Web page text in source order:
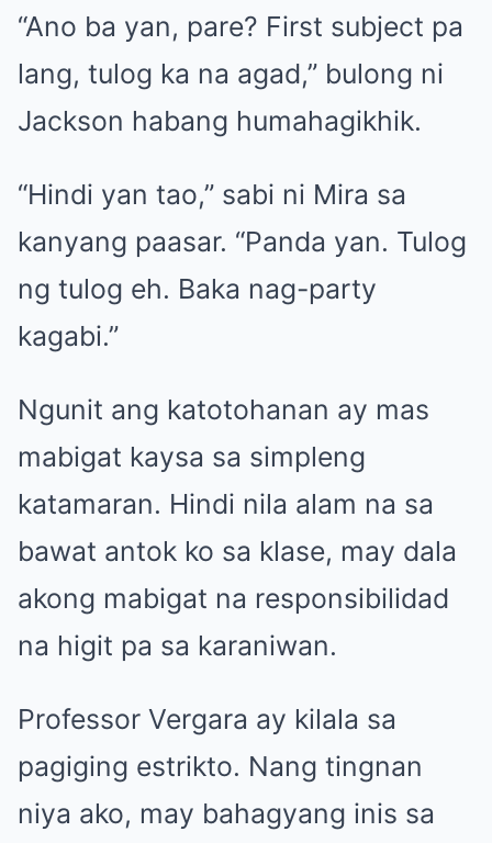
“Ano ba yan, pare? First subject pa
lang, tulog ka na agad,” bulong ni
Jackson habang humahagikhik.
“Hindi yan tao,” sabi ni Mira sa
kanyang paasar. “Panda yan. Tulog
ng tulog eh. Baka nag-party
kagabi.”
Ngunit ang katotohanan ay mas
mabigat kaysa sa simpleng
katamaran. Hindi nila alam na sa
bawat antok ko sa klase, may dala
akong mabigat na responsibilidad
na higit pa sa karaniwan.
Professor Vergara ay kilala sa
pagiging estrikto. Nang tingnan
niya ako, may bahagyang inis sa